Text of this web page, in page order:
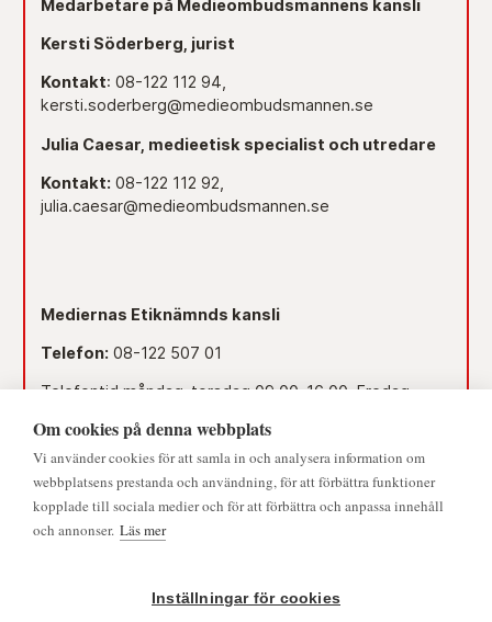
Medarbetare på Medieombudsmannens kansli
Kersti Söderberg, jurist
Kontakt: 08-122 112 94,
kersti.soderberg@medieombudsmannen.se
Julia Caesar, medieetisk specialist och utredare
Kontakt: 08-122 112 92,
julia.caesar@medieombudsmannen.se
Mediernas Etiknämnds kansli
Telefon: 08-122 507 01
Telefontid måndag-torsdag 09.00–16.00. Fredag
Dag före röd dag 09.00–12.00.
Lunchstängt 12.00–13.00.
Mejl:namnden@medieombudsmannen.se
Om cookies på denna webbplats
Vi använder cookies för att samla in och analysera information om
webbplatsens prestanda och användning, för att förbättra funktioner
kopplade till sociala medier och för att förbättra och anpassa innehåll
och annonser. Läs mer
Inställningar för cookies